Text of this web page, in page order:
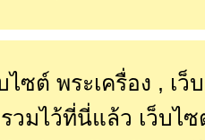
ไซต์ พระเครื่อง , เ
วมไว้ที่นี่แล้ว เว็บไ